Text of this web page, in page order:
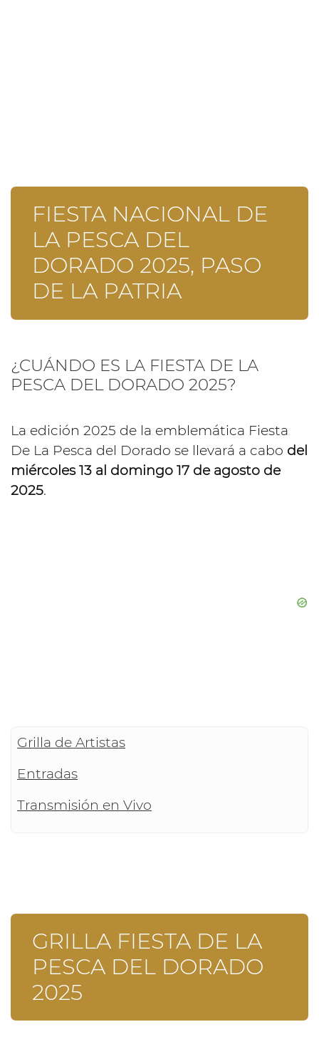
FIESTA NACIONAL DE
LA PESCA DEL
DORADO 2025, PASO
DE LA PATRIA
¿CUÁNDO ES LA FIESTA DE LA
PESCA DEL DORADO 2025?
La edición 2025 de la emblemática Fiesta
De La Pesca del Dorado se llevará a cabo del
miércoles 13 al domingo 17 de agosto de
2025.
Grilla de Artistas
Entradas
Transmisión en Vivo
GRILLA FIESTA DE LA
PESCA DEL DORADO
2025